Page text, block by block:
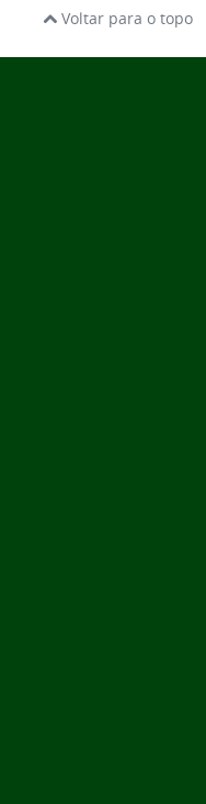
Voltar para o topo